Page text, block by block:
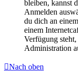
bleiben, kannst
Anmelden
du dich an
einem
Verfügung
Administration
Nach oben